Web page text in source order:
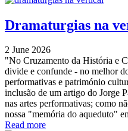
Dramaturgias na
2 June 2026
"No Cruzamento da História e
divide e confunde - no melhor
performativas e património
inclusão de um artigo do Jorge
nas artes performativas; como
nossa "memória do aqueduto"
Read more